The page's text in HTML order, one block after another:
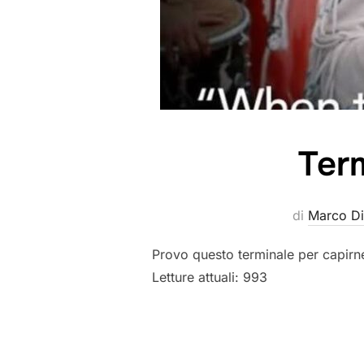
di Marco
Provo questo terminale per
Letture attuali: 993